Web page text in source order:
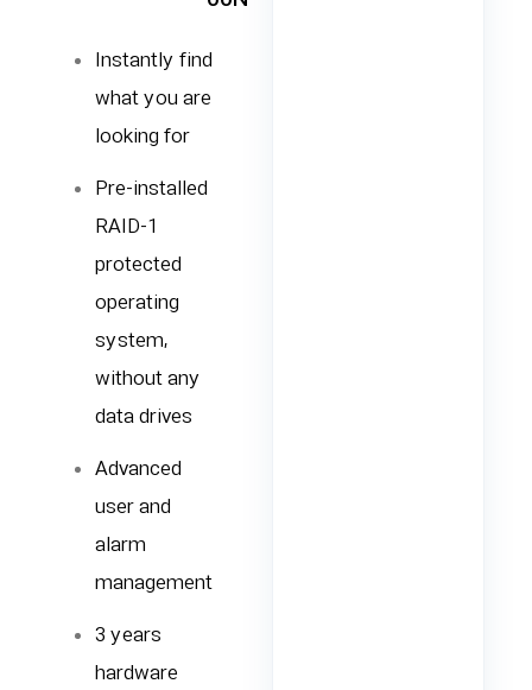
Instantly find
what you are
looking for
Pre-installed
RAID-1
protected
operating
system,
without any
data drives
Advanced
user and
alarm
management
3 years
hardware